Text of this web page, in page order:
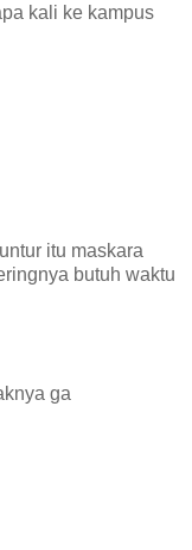
kali ke kampus
itu maskara
butuh waktu
ga